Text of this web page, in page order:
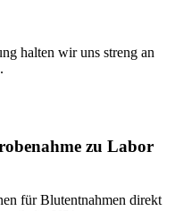
halten wir uns streng an
zu Labor
für Blutentnahmen direkt